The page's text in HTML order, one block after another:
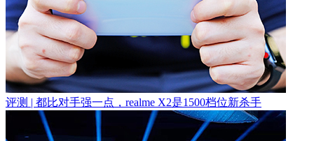
评测 | 都比对手强一点，realme X2是1500档位新杀手